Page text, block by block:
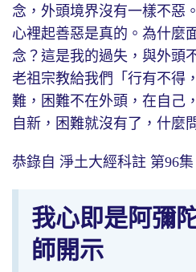
念，外頭境界沒有一樣不惡
心裡起善惡是真的。為什麼
念？這是我的過失，與外頭
老祖宗教給我們「行有不得
難，困難不在外頭，在自己
自新，困難就沒有了，什麼
恭錄自 淨土大經科註 第96集
我心即是阿彌
師開示